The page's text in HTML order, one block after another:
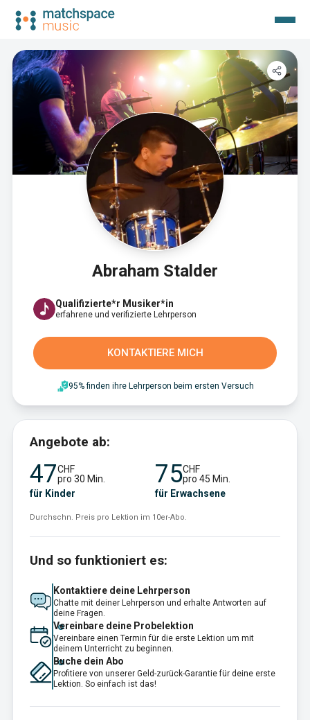
Abraham Stalder
Qualifizierte*r Musiker*in
erfahrene und verifizierte Lehrperson
KONTAKTIERE MICH
95% finden ihre Lehrperson beim ersten Versuch
Angebote ab:
47CHF
pro 30 Min.
für Kinder
75CHF
pro 45 Min.
für Erwachsene
Durchschn. Preis pro Lektion im 10er-Abo.
Und so funktioniert es:
Kontaktiere deine Lehrperson
Chatte mit deiner Lehrperson und erhalte Antworten auf
deine Fragen.
Vereinbare deine Probelektion
Vereinbare einen Termin für die erste Lektion um mit
deinem Unterricht zu beginnen.
Buche dein Abo
Profitiere von unserer Geld-zurück-Garantie für deine erste
Lektion. So einfach ist das!